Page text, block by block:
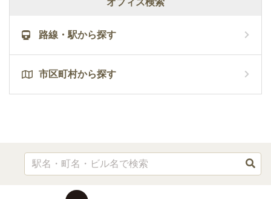
路線・駅から探す
市区町村から探す